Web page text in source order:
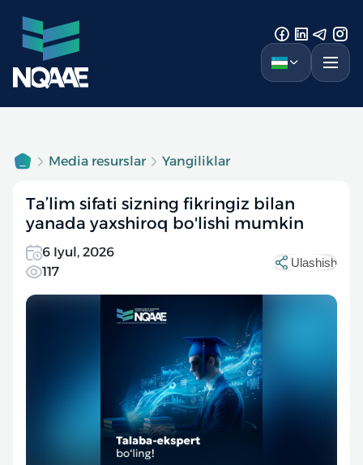
Media resurslar Yangiliklar
Ta’lim sifati sizning fikringiz bilan
yanada yaxshiroq bo'lishi mumkin
6 Iyul, 2026
117
Ulashish